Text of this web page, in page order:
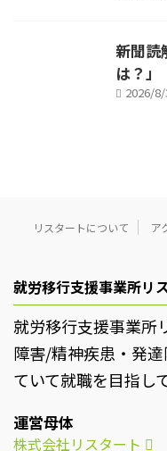
新聞読
は？」
2026/8/
リスタートについて ア
就労移行支援事業所リ
就労移行支援事業所
障害/精神疾患・発
ていて就職を目指し
運営母体
株式会社リスタート